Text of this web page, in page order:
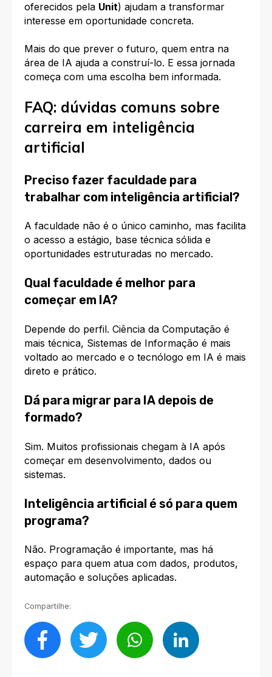
oferecidos pela Unit) ajudam a transformar
interesse em oportunidade concreta.
Mais do que prever o futuro, quem entra na
área de IA ajuda a construí-lo. E essa jornada
começa com uma escolha bem informada.
FAQ: dúvidas comuns sobre
carreira em inteligência
artificial
Preciso fazer faculdade para
trabalhar com inteligência artificial?
A faculdade não é o único caminho, mas facilita
o acesso a estágio, base técnica sólida e
oportunidades estruturadas no mercado.
Qual faculdade é melhor para
começar em IA?
Depende do perfil. Ciência da Computação é
mais técnica, Sistemas de Informação é mais
voltado ao mercado e o tecnólogo em IA é mais
direto e prático.
Dá para migrar para IA depois de
formado?
Sim. Muitos profissionais chegam à IA após
começar em desenvolvimento, dados ou
sistemas.
Inteligência artificial é só para quem
programa?
Não. Programação é importante, mas há
espaço para quem atua com dados, produtos,
automação e soluções aplicadas.
Compartilhe: